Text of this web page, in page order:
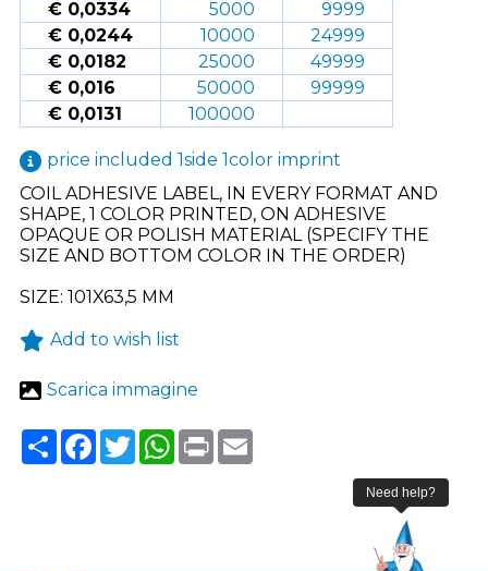
€ 0,0334
5000
9999
€ 0,0244
10000
24999
€ 0,0182
25000
49999
€ 0,016
50000
99999
€ 0,0131
100000
price included 1side 1color imprint
COIL ADHESIVE LABEL, IN EVERY FORMAT AND
SHAPE, 1 COLOR PRINTED, ON ADHESIVE
OPAQUE OR POLISH MATERIAL (SPECIFY THE
SIZE AND BOTTOM COLOR IN THE ORDER)
SIZE: 101X63,5 MM
Add to wish list
Scarica immagine
ShareFacebook
TwitterWhatsApp
PrintEmail